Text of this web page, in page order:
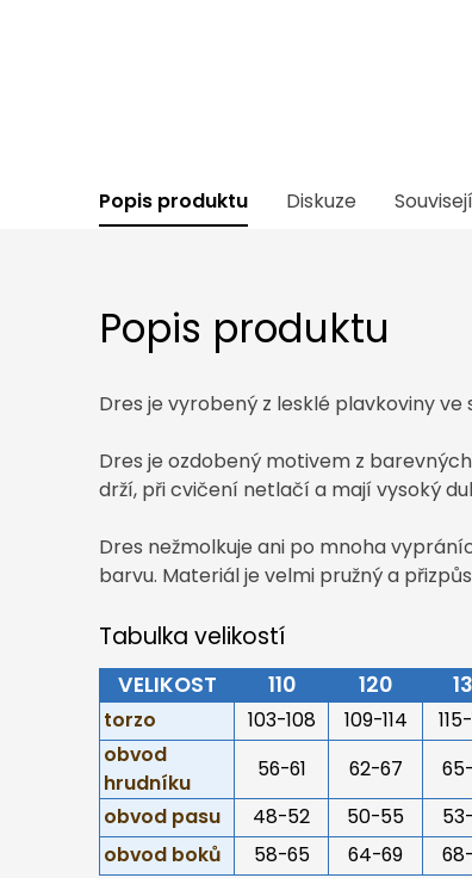
Popis produktu Diskuze
Popis produktu
Dres je vyrobený z lesklé plavkoviny ve
Dres je ozdobený motivem z
drží, při cvičení netlačí a mají vysoký
Dres nežmolkuje ani po mnoha
barvu. Materiál je velmi pružný a
Tabulka velikostí
VELIKOST 110 120
torzo 103-108 109-114
obvod
hrudníku
56-61 62-67
obvod pasu
48-52 50-55
obvod boků
58-65 64-69